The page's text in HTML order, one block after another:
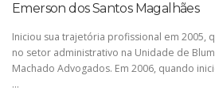
Emerson dos Santos Magalhães
Iniciou sua trajetória profissional em 2005,
no setor administrativo na Unidade de
Machado Advogados. Em 2006, quando
…